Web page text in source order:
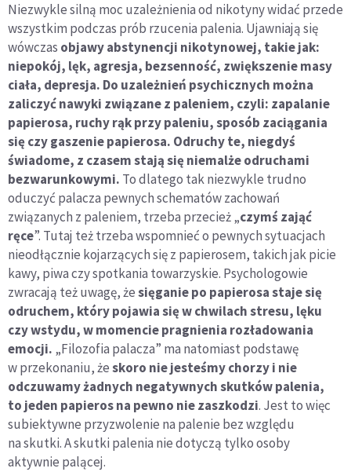
Niezwykle silną moc uzależnienia od nikotyny widać przede
wszystkim podczas prób rzucenia palenia. Ujawniają się
wówczas objawy abstynencji nikotynowej, takie jak:
niepokój, lęk, agresja, bezsenność, zwiększenie masy
ciała, depresja. Do uzależnień psychicznych można
zaliczyć nawyki związane z paleniem, czyli: zapalanie
papierosa, ruchy rąk przy paleniu, sposób zaciągania
się czy gaszenie papierosa. Odruchy te, niegdyś
świadome, z czasem stają się niemalże odruchami
bezwarunkowymi. To dlatego tak niezwykle trudno
oduczyć palacza pewnych schematów zachowań
związanych z paleniem, trzeba przecież „czymś zająć
ręce”. Tutaj też trzeba wspomnieć o pewnych sytuacjach
nieodłącznie kojarzących się z papierosem, takich jak picie
kawy, piwa czy spotkania towarzyskie. Psychologowie
zwracają też uwagę, żesięganie po papierosa staje się
odruchem, który pojawia się w chwilach stresu, lęku
czy wstydu, w momencie pragnienia rozładowania
emocji. „Filozofia palacza” ma natomiast podstawę
w przekonaniu, żeskoro nie jesteśmy chorzy i nie
odczuwamy żadnych negatywnych skutków palenia,
to jeden papieros na pewno nie zaszkodzi. Jest to więc
subiektywne przyzwolenie na palenie bez względu
na skutki. A skutki palenia nie dotyczą tylko osoby
aktywnie palącej.